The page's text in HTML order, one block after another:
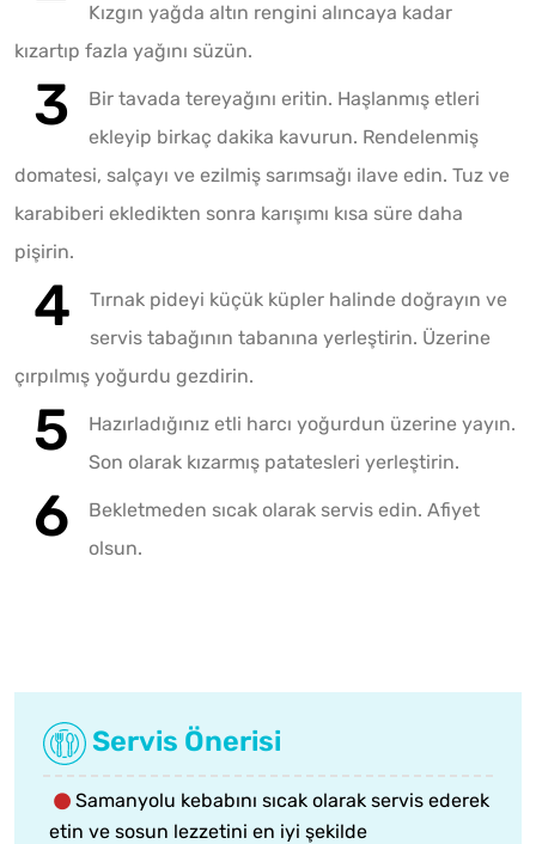
Kızgın yağda altın rengini alıncaya kadar
kızartıp fazla yağını süzün.
Bir tavada tereyağını eritin. Haşlanmış etleri
ekleyip birkaç dakika kavurun. Rendelenmiş
domatesi, salçayı ve ezilmiş sarımsağı ilave edin. Tuz ve
karabiberi ekledikten sonra karışımı kısa süre daha
pişirin.
Tırnak pideyi küçük küpler halinde doğrayın ve
servis tabağının tabanına yerleştirin. Üzerine
çırpılmış yoğurdu gezdirin.
Hazırladığınız etli harcı yoğurdun üzerine yayın.
Son olarak kızarmış patatesleri yerleştirin.
Bekletmeden sıcak olarak servis edin. Afiyet
olsun.
Servis Önerisi
Samanyolu kebabını sıcak olarak servis ederek
etin ve sosun lezzetini en iyi şekilde